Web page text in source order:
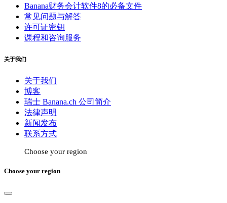
Banana财务会计软件8的必备文件
常见问题与解答
许可证密钥
课程和咨询服务
关于我们
关于我们
博客
瑞士 Banana.ch 公司简介
法律声明
新闻发布
联系方式
Choose your region
Choose your region